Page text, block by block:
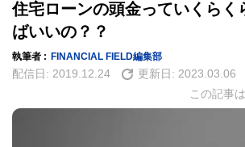
住宅ローンの頭金っていくらく
ばいいの？？
執筆者 : FINANCIAL FIELD編集部
配信日: 2019.12.24 更新日: 2023.03.06
この記事